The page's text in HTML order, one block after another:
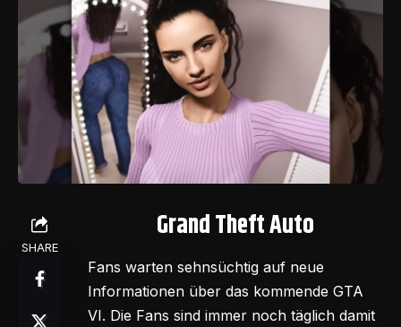
SHARE
Grand Theft Auto
Fans warten sehnsüchtig auf neue
Informationen über das kommende GTA
VI. Die Fans sind immer noch täglich damit